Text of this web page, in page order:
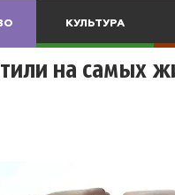
КУЛЬТУРА
на самых